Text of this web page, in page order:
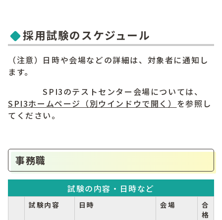
採用試験のスケジュール
（注意）日時や会場などの詳細は、対象者に通知し
ます。
SPI3のテストセンター会場については、
SPI3ホームページ （別ウインドウで開く） を参照し
てください。
事務職
試験の内容・日時など
試験内容 日時 会場
合
格